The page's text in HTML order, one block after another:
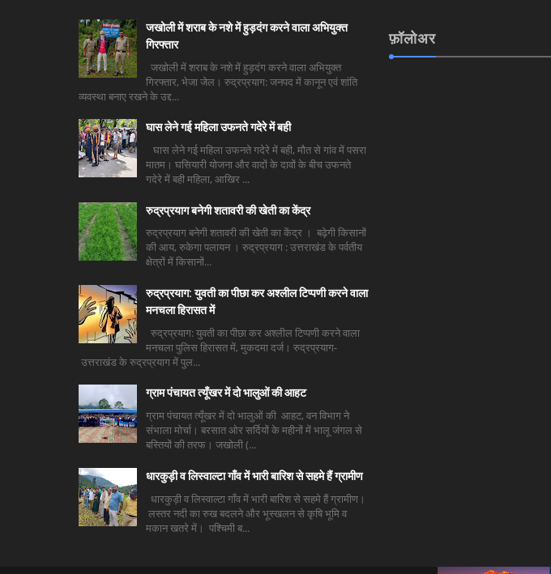
जखोली में शराब के नशे में हुड़दंग करने वाला अभियुक्त
गिरफ्तार
जखोली में शराब के नशे में हुड़दंग करने वाला अभियुक्त
गिरफ्तार, भेजा जेल। रुद्रप्रयाग: जनपद में कानून एवं शांति
व्यवस्था बनाए रखने के उद्द...
घास लेने गई महिला उफनते गदेरे में बही
घास लेने गई महिला उफनते गदेरे में बही, मौत से गांव में पसरा
मातम। घसियारी योजना और वादों के दावों के बीच उफनते
गदेरे में बही महिला, आखिर ...
रुद्रप्रयाग बनेगी शतावरी की खेती का केंद्र
रुद्रप्रयाग बनेगी शतावरी की खेती का केंद्र । बढ़ेगी किसानों
की आय, रुकेगा पलायन । रुद्रप्रयाग : उत्तराखंड के पर्वतीय
क्षेत्रों में किसानों...
रुद्रप्रयाग: युवती का पीछा कर अश्लील टिप्पणी करने वाला
मनचला हिरासत में
रुद्रप्रयाग: युवती का पीछा कर अश्लील टिप्पणी करने वाला
मनचला पुलिस हिरासत में, मुकदमा दर्ज। रुद्रप्रयाग-
उत्तराखंड के रुद्रप्रयाग में पुल...
ग्राम पंचायत त्यूँखर में दो भालुओं की आहट
ग्राम पंचायत त्यूँखर में दो भालुओं की आहट, वन विभाग ने
संभाला मोर्चा। बरसात ओर सर्दियों के महीनों में भालू जंगल से
बस्तियों की तरफ। जखोली (...
धारकुड़ी व लिस्वाल्टा गाँव में भारी बारिश से सहमे हैं ग्रामीण
धारकुड़ी व लिस्वाल्टा गाँव में भारी बारिश से सहमे हैं ग्रामीण।
लस्तर नदी का रुख बदलने और भूस्खलन से कृषि भूमि व
मकान खतरे में। पश्चिमी ब...
फ़ॉलोअर